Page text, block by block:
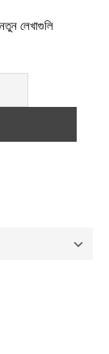
লেখাগুলি